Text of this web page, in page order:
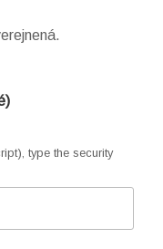
type the security